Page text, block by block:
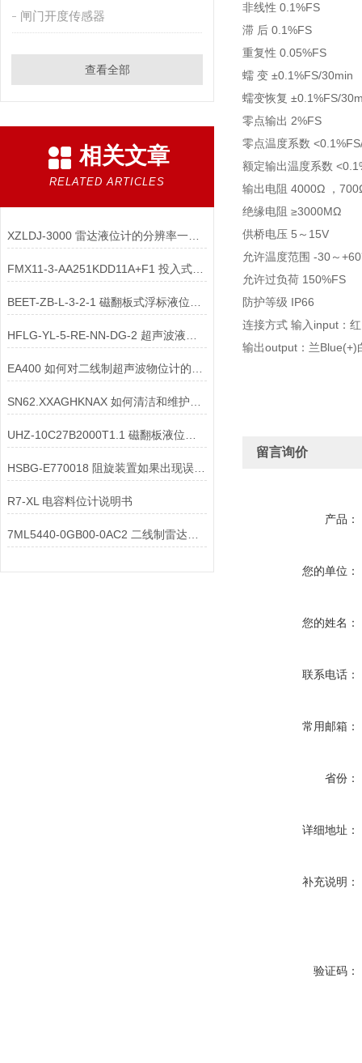
闸门开度传感器
查看全部
相关文章
RELATED ARTICLES
XZLDJ-3000 雷达液位计的分辨率一般多少合适
FMX11-3-AA251KDD11A+F1 投入式液位计安装方式
HSBG-E770018 阻旋装置如果出现误报该如何处理
R7-XL 电容料位计说明书
非线性 0.1%FS
滞 后 0.1%FS
重复性 0.05%FS
蠕 变 ±0.1%FS/30min
蠕变恢复 ±0.1%FS/
零点输出 2%FS
零点温度系数
额定输出温度系数
输出电阻 4000Ω ，
绝缘电阻 ≥3000MΩ
供桥电压 5～15V
允许温度范围 -30～
允许过负荷 150%FS
防护等级 IP66
连接方式 输入input：
输出output：兰Blue(+)
留言询价
产品：
您的单位：
您的姓名：
联系电话：
常用邮箱：
省份：
详细地址：
补充说明：
验证码：